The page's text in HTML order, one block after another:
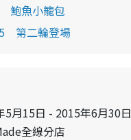
鮑魚小籠包
第二輪登場
5月15日 - 2015年6月30日
全線分店